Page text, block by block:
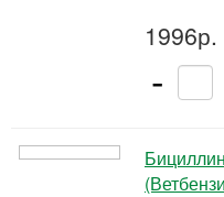
1996р.
-